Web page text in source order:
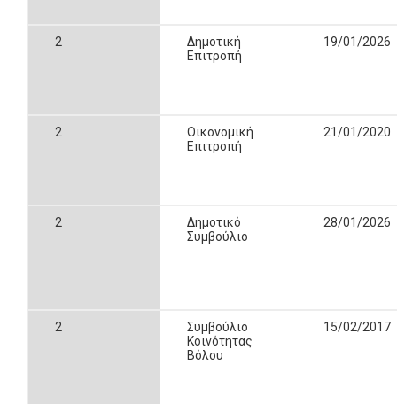
2
Δημοτική
Επιτροπή
19/01/2026
2
Οικονομική
Επιτροπή
21/01/2020
2
Δημοτικό
Συμβούλιο
28/01/2026
2
Συμβούλιο
Κοινότητας
Βόλου
15/02/2017